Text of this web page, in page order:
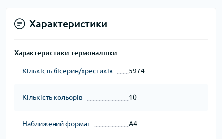
Характеристики
Характеристики термоналіпки
Кількість бісерин/хрестиків 5974
Кількість кольорів 10
Наближений формат А4